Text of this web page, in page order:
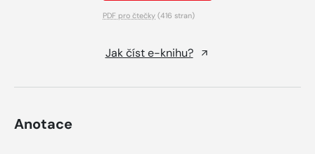
PDF pro čtečky (416 stran)
Jak číst e-knihu?
Anotace